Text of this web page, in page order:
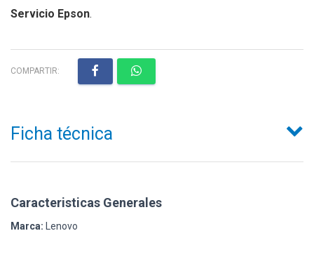
Servicio Epson.
COMPARTIR:
Ficha técnica
Caracteristicas Generales
Marca: Lenovo